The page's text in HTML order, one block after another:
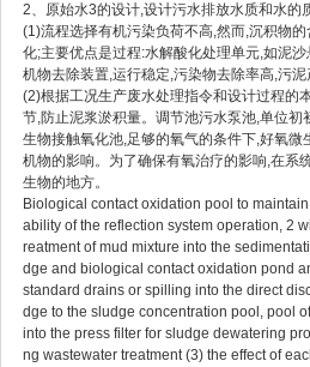
2、原始水3的设计,设计污水排放水质和水
(1)流程选择有机污染负荷不高,然而,沉积物
化;主要优点是过程:水解酸化处理单元,如泥
机物去除装置,运行稳定,污染物去除率高,污
(2)根据工况生产废水处理指令和设计过程的
节,防止泥浆淤积量。调节池污水泵池,单
生物接触氧化池,足够的氧气的条件下,好氧
机物的影响。为了确保有氧治疗的影响,
生物的地方。
Biological contact oxidation pool to
ability of the reflection system operation, 2
reatment of mud mixture into the
dge and biological contact oxidation pond
standard drains or spilling into the direct
dge to the sludge concentration pool, pool
into the press filter for sludge dewatering
ng wastewater treatment (3) the effect of